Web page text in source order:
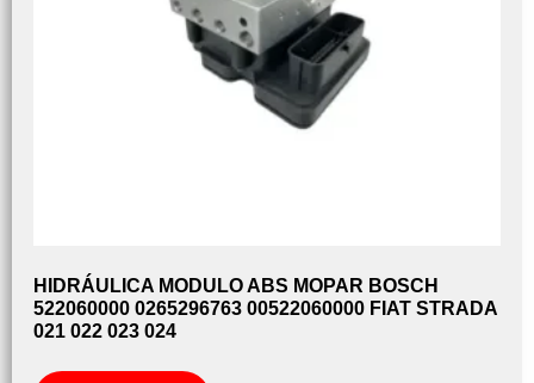
HIDRÁULICA MODULO ABS MOPAR BOSCH
522060000 0265296763 00522060000 FIAT STRADA
021 022 023 024